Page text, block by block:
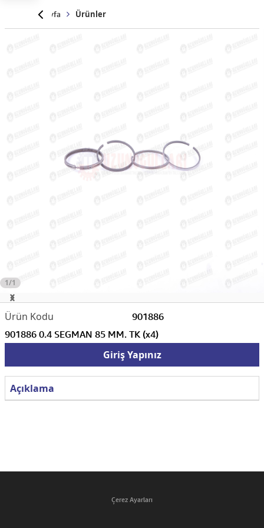
Anasayfa Ürünler
1/1
901886
901886 0.4 SEGMAN 85 MM. TK (x4)
Giriş Yapınız
Açıklama
Çerez Ayarları